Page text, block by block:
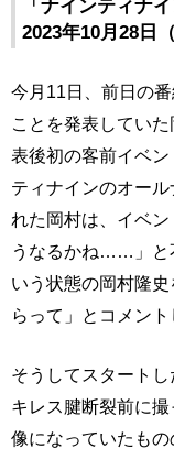
「ナインティナ
2023年10月28日
今月11日、前日の
ことを発表してい
表後初の客前イベ
ティナインのオー
れた岡村は、イベ
うなるかね……」と
いう状態の岡村隆
らって」とコメント
そうしてスタート
キレス腱断裂前に
像になっていたも